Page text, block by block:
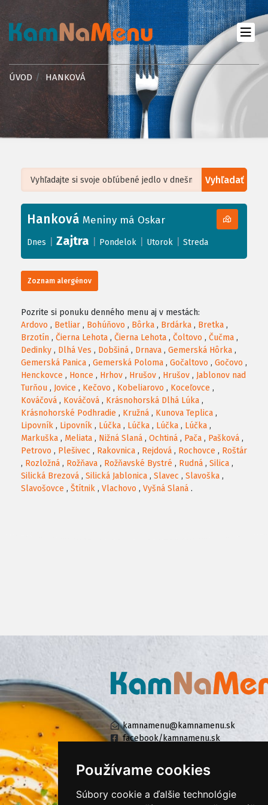
Používame cookies
Súbory cookie a ďalšie technológie
ÚVOD HANKOVÁ
Vyhľadať
+
−
Leaflet| ©OpenStreetMap, Tiles courtesy ofHumanitarian OpenStreetMap
Hanková Meniny má Oskar
Dnes Zajtra Pondelok Utorok Streda
Zoznam alergénov
Pozrite si ponuku denného menu aj v mestách:
Ardovo , Betliar , Bohúňovo , Bôrka , Brdárka , Bretka ,
Brzotín , Čierna Lehota , Čierna Lehota , Čoltovo , Čučma ,
Dedinky , Dlhá Ves , Dobšiná , Drnava , Gemerská Hôrka ,
Gemerská Panica , Gemerská Poloma , Gočaltovo , Gočovo ,
Henckovce , Honce , Hrhov , Hrušov , Hrušov , Jablonov nad
Turňou , Jovice , Kečovo , Kobeliarovo , Koceľovce ,
Kováčová , Kováčová , Krásnohorská Dlhá Lúka ,
Krásnohorské Podhradie , Kružná , Kunova Teplica ,
Lipovník , Lipovník , Lúčka , Lúčka , Lúčka , Lúčka ,
Markuška , Meliata , Nižná Slaná , Ochtiná , Pača , Pašková ,
Petrovo , Plešivec , Rakovnica , Rejdová , Rochovce , Roštár
, Rozložná , Rožňava , Rožňavské Bystré , Rudná , Silica ,
Silická Brezová , Silická Jablonica , Slavec , Slavoška ,
Slavošovce , Štítnik , Vlachovo , Vyšná Slaná .
kamnamenu@kamnamenu.sk
facebook/kamnamenu.sk
KONTAKTUJTE NÁS